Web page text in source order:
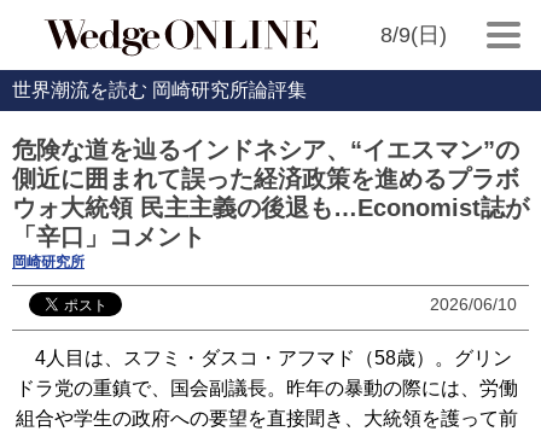
8/9(日)
世界潮流を読む 岡崎研究所論評集
危険な道を辿るインドネシア、“イエスマン”の
側近に囲まれて誤った経済政策を進めるプラボ
ウォ大統領 民主主義の後退も…Economist誌が
「辛口」コメント
岡崎研究所
2026/06/10
4人目は、スフミ・ダスコ・アフマド（58歳）。グリン
ドラ党の重鎮で、国会副議長。昨年の暴動の際には、労働
組合や学生の政府への要望を直接聞き、大統領を護って前